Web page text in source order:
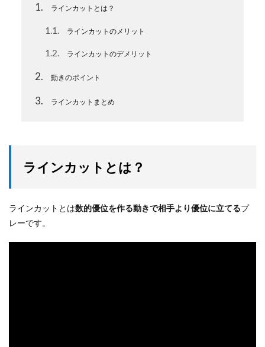
1 ラインカットとは？
1.1 ラインカットのメリット
1.2 ラインカットのデメリット
2 動きのポイント
3 ラインカットまとめ
ラインカットとは？
ラインカットとは数的優位を作る動きで相手より優位に立てるプ
レーです。